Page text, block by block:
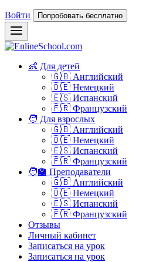
Войти Попробовать бесплатно
👶 Для детей
🇬🇧 Английский
🇩🇪 Немецкий
🇪🇸 Испанский
🇫🇷 Французский
🧑 Для взрослых
🇬🇧 Английский
🇩🇪 Немецкий
🇪🇸 Испанский
🇫🇷 Французский
🧑‍🏫 Преподаватели
🇬🇧 Английский
🇩🇪 Немецкий
🇪🇸 Испанский
🇫🇷 Французский
Отзывы
Личный кабинет
Записаться на урок
Записаться на урок